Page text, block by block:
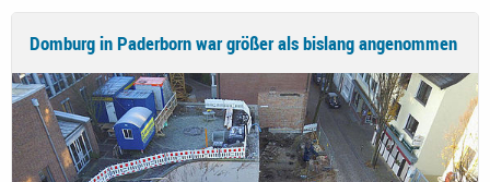
Domburg in Paderborn war größer als bislang angenommen